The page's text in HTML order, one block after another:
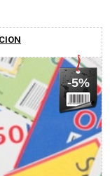
-5%